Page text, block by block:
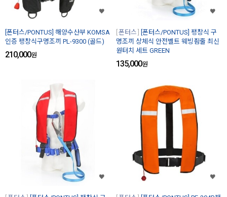
[폰터스/PONTUS] 해양수산부 KOMSA
인증 팽창식구명조끼 PL-9300 (골드)
210,000원
폰터스
[폰터스/PONTUS] 팽창식 구
명조끼 상체식 안전벨트 웨빙죔줄 최신
원터치 세트 GREEN
135,000원